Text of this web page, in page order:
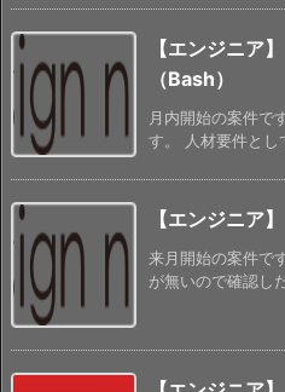
【エンジニア
（Bash）
月内開始の案件で
す。 人材要件とし
【エンジニア
来月開始の案件で
が無いので確認し